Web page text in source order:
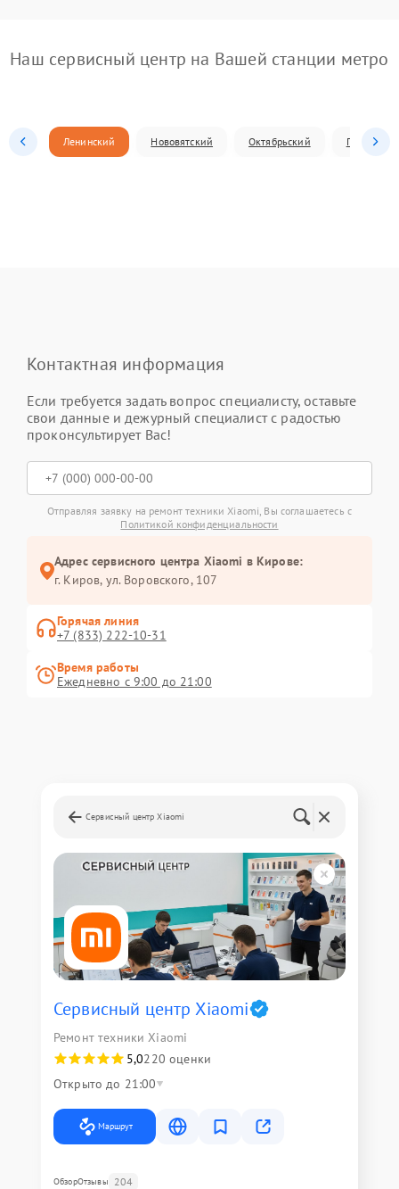
Наш сервисный центр на Вашей станции метро
Ленинский Нововятский Октябрьский
Контактная информация
Если требуется задать вопрос специалисту, оставьте
свои данные и дежурный специалист с радостью
проконсультирует Вас!
Отправляя заявку на ремонт техники Xiaomi, Вы соглашаетесь с
Политикой конфиденциальности
Адрес сервисного центра Xiaomi в Кирове:
г. Киров, ул. Воровского, 107
Горячая линия
+7 (833) 222-10-31
Время работы
Ежедневно с 9:00 до 21:00
Сервисный центр Xiaomi
Сервисный центр Xiaomi
Ремонт техники Xiaomi
5,0220 оценки
Открыто до 21:00
Маршрут
ОбзорОтзывы 204